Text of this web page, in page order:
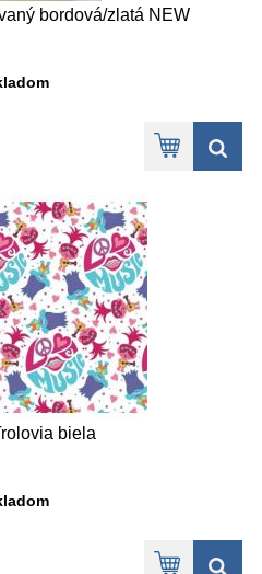
bordová/zlatá NEW
biela